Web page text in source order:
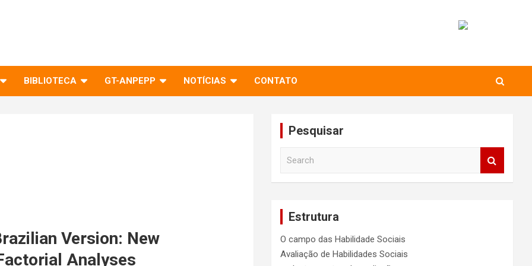
BIBLIOTECA GT-ANPEPP NOTÍCIAS CONTATO
Version: New
Analyses
Pesquisar
Estrutura
O campo das Habilidade Sociais
Avaliação de Habilidades Sociais